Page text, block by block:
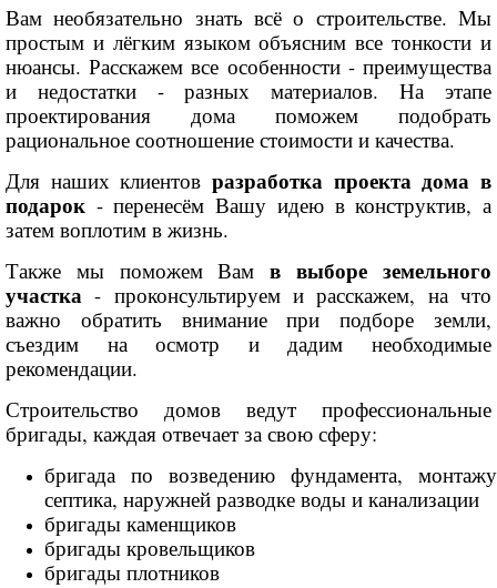
Вам необязательно знать всё о строительстве. Мы
простым и лёгким языком объясним все тонкости и
нюансы. Расскажем все особенности - преимущества
и недостатки - разных материалов. На этапе
проектирования дома поможем подобрать
рациональное соотношение стоимости и качества.
Для наших клиентов разработка проекта дома в
подарок - перенесём Вашу идею в конструктив, а
затем воплотим в жизнь.
Также мы поможем Вамв выборе земельного
участка - проконсультируем и расскажем, на что
важно обратить внимание при подборе земли,
съездим на осмотр и дадим необходимые
рекомендации.
Строительство домов ведут профессиональные
бригады, каждая отвечает за свою сферу:
бригада по возведению фундамента, монтажу
септика, наружней разводке воды и канализации
бригады каменщиков
бригады кровельщиков
бригады плотников